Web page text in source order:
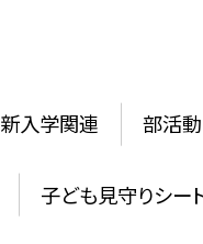
新入学関連 部活動
子ども見守りシー